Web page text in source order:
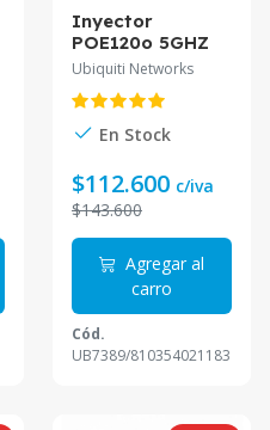
Inyector
POE120o 5GHZ
AP SECTORIAL
1-1000 16DBI
25DBM INC-
POE24V UB7389
Ubiquiti Networks
En Stock
$112.600 c/iva
$143.600
Agregar al
carro
Cód.
UB7389/810354021183